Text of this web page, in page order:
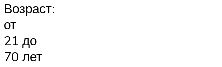
Возраст:
от
21 до
70 лет